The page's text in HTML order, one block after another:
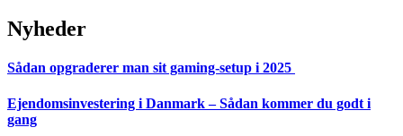
Nyheder
Sådan opgraderer man sit gaming-setup i 2025
Ejendomsinvestering i Danmark – Sådan kommer du godt i
gang